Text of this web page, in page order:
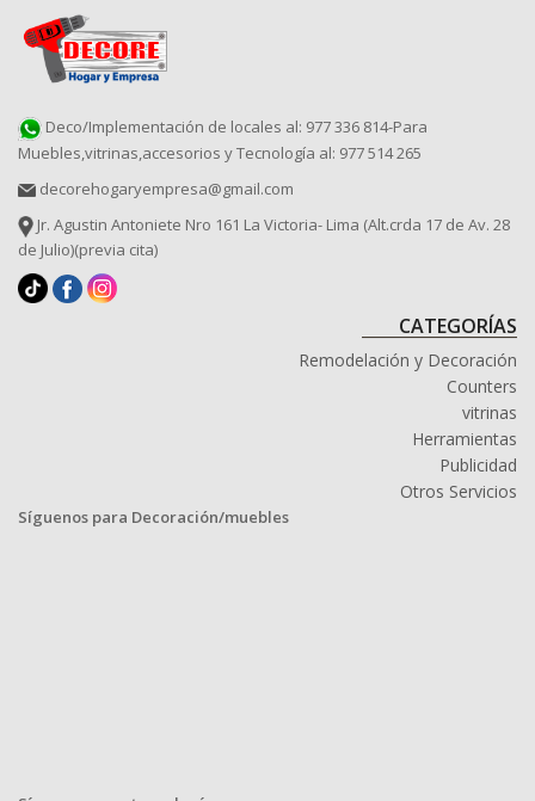
Deco/Implementación de locales al: 977 336 814-Para
Muebles,vitrinas,accesorios y Tecnología al: 977 514 265
decorehogaryempresa@gmail.com
Jr. Agustin Antoniete Nro 161 La Victoria- Lima (Alt.crda 17 de Av. 28
de Julio)(previa cita)
CATEGORÍAS
Remodelación y Decoración
Counters
vitrinas
Herramientas
Publicidad
Otros Servicios
Síguenos para Decoración/muebles